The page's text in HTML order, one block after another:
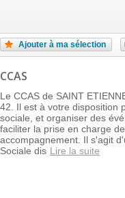
Ajouter à ma sélection
CCAS
Le CCAS de SAINT
42. Il est à votre disposition
sociale, et organiser des
faciliter la prise en charge
accompagnement. Il s'agit
Sociale dis Lire la suite